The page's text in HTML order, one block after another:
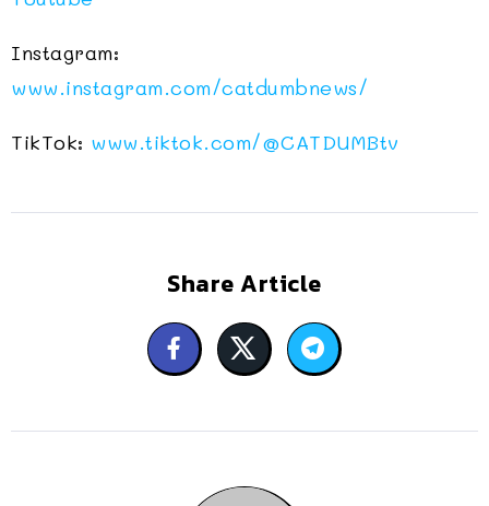
Instagram:
www.instagram.com/catdumbnews/
TikTok: www.tiktok.com/@CATDUMBtv
Share Article